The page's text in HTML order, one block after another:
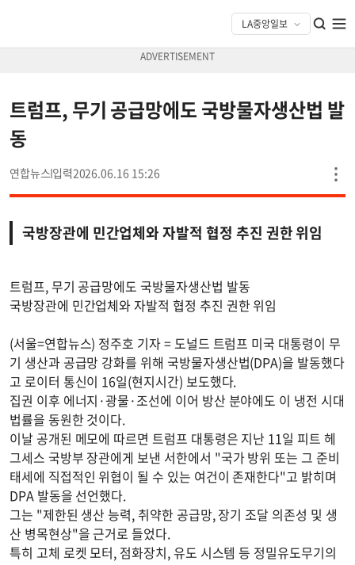
트럼프, 무기 공급망에도 국방물자생산법 발
동
연합뉴스 2026.06.16 15:26
국방장관에 민간업체와 자발적 협정 추진 권한 위임
트럼프, 무기 공급망에도 국방물자생산법 발동
국방장관에 민간업체와 자발적 협정 추진 권한 위임
(서울=연합뉴스) 정주호 기자 = 도널드 트럼프 미국 대통령이 무
기 생산과 공급망 강화를 위해 국방물자생산법(DPA)을 발동했다
고 로이터 통신이 16일(현지시간) 보도했다.
집권 이후 에너지·광물·조선에 이어 방산 분야에도 이 냉전 시대
법률을 동원한 것이다.
이날 공개된 메모에 따르면 트럼프 대통령은 지난 11일 피트 헤
그세스 국방부 장관에게 보낸 서한에서 "국가 방위 또는 그 준비
태세에 직접적인 위협이 될 수 있는 여건이 존재한다"고 밝히며
DPA 발동을 선언했다.
그는 "제한된 생산 능력, 취약한 공급망, 장기 조달 의존성 및 생
산 병목현상"을 근거로 들었다.
특히 고체 로켓 모터, 점화장치, 유도 시스템 등 정밀유도무기의